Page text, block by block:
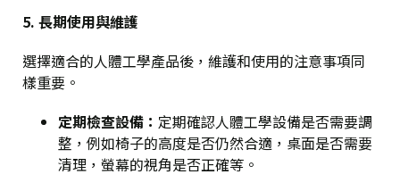
5. 長期使用與維護
選擇適合的人體工學產品後，維護和使用的注意事項同
樣重要。
定期檢查設備 ： 定期確認人體工學設備是否需要調
整，例如椅子的高度是否仍然合適，桌面是否需要
清理，螢幕的視角是否正確等。